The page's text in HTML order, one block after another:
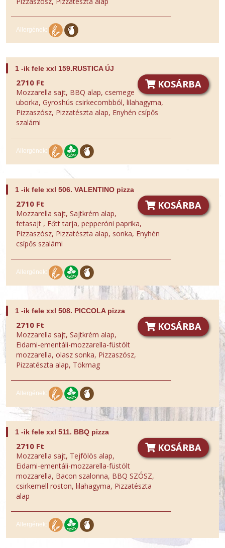
Allergének:
KOSÁRBA
1 -ik fele xxl 159.RUSTICA ÚJ
2710 Ft
Mozzarella sajt, BBQ alap, csemege
uborka, Gyroshús csirkecombból, lilahagyma,
Pizzaszósz, Pizzatészta alap, Enyhén csípős
szalámi
Allergének:
KOSÁRBA
1 -ik fele xxl 506. VALENTINO pizza
2710 Ft
Mozzarella sajt, Sajtkrém alap,
fetasajt , Főtt tarja, pepperóni paprika,
Pizzaszósz, Pizzatészta alap, sonka, Enyhén
csípős szalámi
Allergének:
KOSÁRBA
1 -ik fele xxl 508. PICCOLA pizza
2710 Ft
Mozzarella sajt, Sajtkrém alap,
Eidami-ementáli-mozzarella-füstölt
mozzarella, olasz sonka, Pizzaszósz,
Pizzatészta alap, Tökmag
Allergének:
KOSÁRBA
1 -ik fele xxl 511. BBQ pizza
2710 Ft
Mozzarella sajt, Tejfölös alap,
Eidami-ementáli-mozzarella-füstölt
mozzarella, Bacon szalonna, BBQ SZÓSZ,
csirkemell roston, lilahagyma, Pizzatészta
alap
Allergének: